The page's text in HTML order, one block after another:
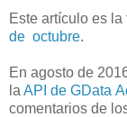
Este artículo es
de octubre.
En agosto de
la API de GData
comentarios de